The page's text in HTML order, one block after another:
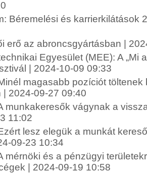
Béremelési és karrierkilátások
erő az abroncsgyártásban |
Egyesület (MEE): A „Mi
| 2024-10-09 09:33
magasabb pozíciót
2024-09-27 09:40
munkakeresők vágynak a
11:02
lesz elegük a munkát
09-23 10:34
mérnöki és a pénzügyi
| 2024-09-19 10:58